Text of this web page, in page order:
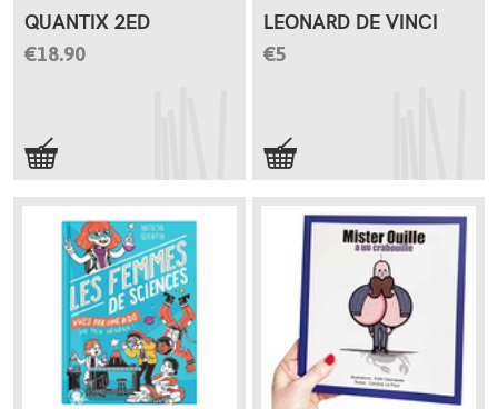
QUANTIX 2ED
€18.90
LEONARD DE VINCI
€5